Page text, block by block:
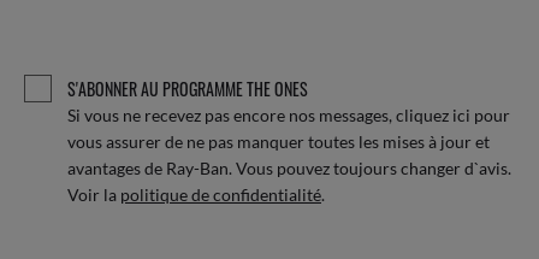
dire
S'ABONNER AU PROGRAMME THE ONES
Si vous ne recevez pas encore nos messages, cliquez ici pour
vous assurer de ne pas manquer toutes les mises à jour et
avantages de Ray-Ban. Vous pouvez toujours changer d`avis.
Voir la politique de confidentialité.